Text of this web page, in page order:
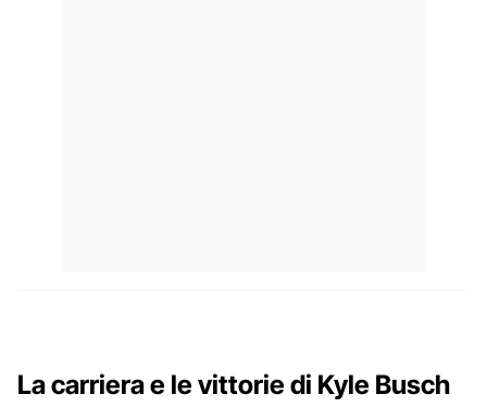
La carriera e le vittorie di Kyle Busch